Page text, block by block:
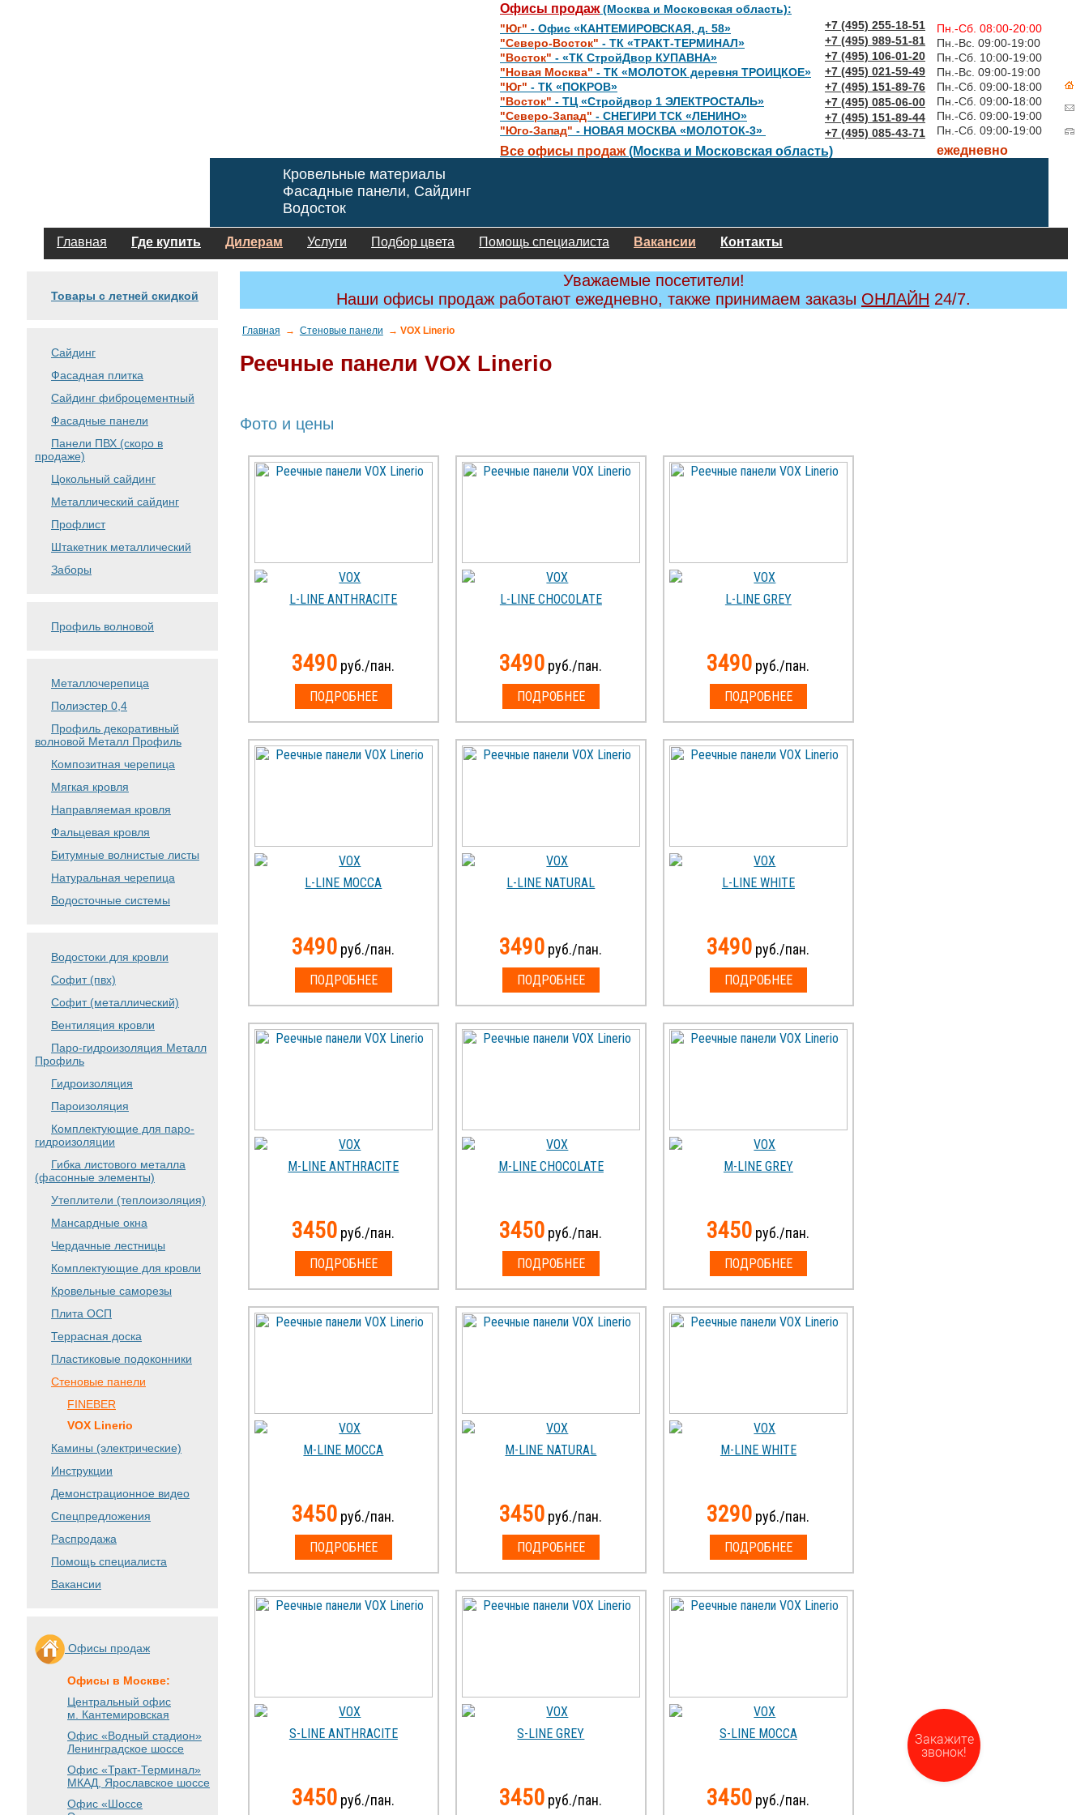
Офисы продаж(Москва и Московская область):
"Юг" - Офис «КАНТЕМИРОВСКАЯ, д. 58»
"Северо-Восток" - ТК «ТРАКТ-ТЕРМИНАЛ»
"Восток" - «ТК СтройДвор КУПАВНА»
"Новая Москва" - ТК «МОЛОТОК деревня ТРОИЦКОЕ»
"Юг" - ТК «ПОКРОВ»
"Восток" - ТЦ «Стройдвор 1 ЭЛЕКТРОСТАЛЬ»
"Северо-Запад" - СНЕГИРИ ТСК «ЛЕНИНО»
"Юго-Запад" - НОВАЯ МОСКВА «МОЛОТОК-3»
Все офисы продаж(Москва и Московская область)
+7 (495) 255-18-51
+7 (495) 989-51-81
+7 (495) 106-01-20
+7 (495) 021-59-49
+7 (495) 151-89-76
+7 (495) 085-06-00
+7 (495) 151-89-44
+7 (495) 085-43-71
Пн.-Сб. 08:00-20:00
Пн.-Вс. 09:00-19:00
Пн.-Сб. 10:00-19:00
Пн.-Вс. 09:00-19:00
Пн.-Сб. 09:00-18:00
Пн.-Сб. 09:00-18:00
Пн.-Сб. 09:00-19:00
Пн.-Сб. 09:00-19:00
ежедневно
Кровельные материалы
Фасадные панели, Сайдинг
Водосток
Главная Где купить Дилерам Услуги Подбор цвета Помощь специалиста Вакансии Контакты
Товары с летней скидкой
Сайдинг
Фасадная плитка
Сайдинг фиброцементный
Фасадные панели
Панели ПВХ (скоро в
продаже)
Цокольный сайдинг
Металлический сайдинг
Профлист
Штакетник металлический
Заборы
Профиль волновой
Металлочерепица
Полиэстер 0,4
Профиль декоративный
волновой Металл Профиль
Композитная черепица
Мягкая кровля
Направляемая кровля
Фальцевая кровля
Битумные волнистые листы
Натуральная черепица
Водосточные системы
Водостоки для кровли
Софит (пвх)
Софит (металлический)
Вентиляция кровли
Паро-гидроизоляция Металл
Профиль
Гидроизоляция
Пароизоляция
Комплектующие для паро-
гидроизоляции
Гибка листового металла
(фасонные элементы)
Утеплители (теплоизоляция)
Мансардные окна
Чердачные лестницы
Комплектующие для кровли
Кровельные саморезы
Плита ОСП
Террасная доска
Пластиковые подоконники
Стеновые панели
FINEBER
VOX Linerio
Камины (электрические)
Инструкции
Демонстрационное видео
Спецпредложения
Распродажа
Помощь специалиста
Вакансии
Офисы продаж
Офисы в Москве:
Центральный офис
м. Кантемировская
Офис «Водный стадион»
Ленинградское шоссе
Офис «Тракт-Терминал»
МКАД, Ярославское шоссе
Офис «Шоссе
Уважаемые посетители!
Наши офисы продаж работают ежедневно, также принимаем заказы ОНЛАЙН 24/7.
Главная → Стеновые панели → VOX Linerio
Реечные панели VOX Linerio
Фото и цены
L-LINE ANTHRACITE
3490 руб./пан.
ПОДРОБНЕЕ
L-LINE CHOCOLATE
3490 руб./пан.
ПОДРОБНЕЕ
L-LINE GREY
3490 руб./пан.
ПОДРОБНЕЕ
L-LINE MOCCA
3490 руб./пан.
ПОДРОБНЕЕ
L-LINE NATURAL
3490 руб./пан.
ПОДРОБНЕЕ
L-LINE WHITE
3490 руб./пан.
ПОДРОБНЕЕ
M-LINE ANTHRACITE
3450 руб./пан.
ПОДРОБНЕЕ
M-LINE CHOCOLATE
3450 руб./пан.
ПОДРОБНЕЕ
M-LINE GREY
3450 руб./пан.
ПОДРОБНЕЕ
M-LINE MOCCA
3450 руб./пан.
ПОДРОБНЕЕ
M-LINE NATURAL
3450 руб./пан.
ПОДРОБНЕЕ
M-LINE WHITE
3290 руб./пан.
ПОДРОБНЕЕ
S-LINE ANTHRACITE
3450 руб./пан.
S-LINE GREY
3450 руб./пан.
S-LINE MOCCA
3450 руб./пан.
Закажите
звонок!